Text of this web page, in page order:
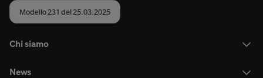
Modello 231 del 25.03.2025
Chi siamo
News